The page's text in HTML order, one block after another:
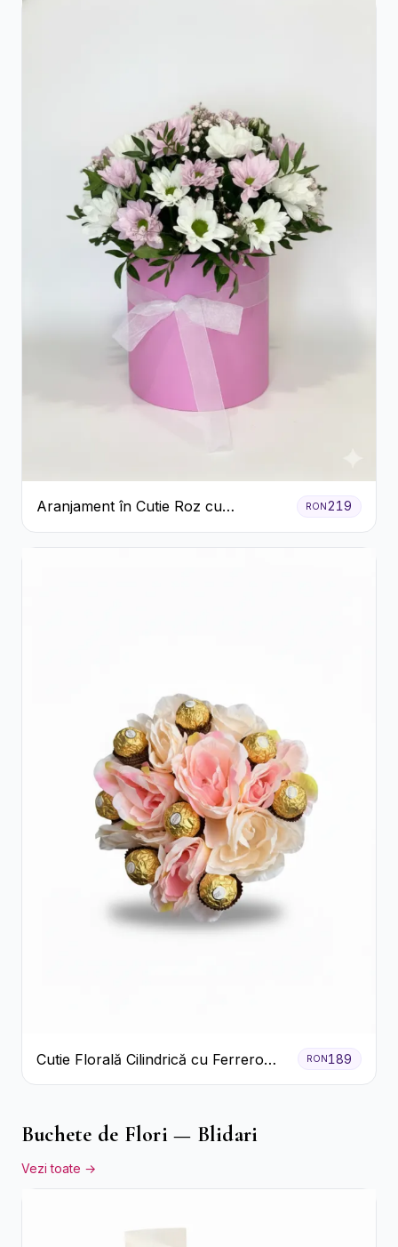
Aranjament în Cutie Roz cu
Crizanteme Albe și Lila
RON219
Cutie Florală Cilindrică cu Ferrero
Rocher și Trandafiri Pastel
RON189
Buchete de Flori — Blidari
Vezi toate →